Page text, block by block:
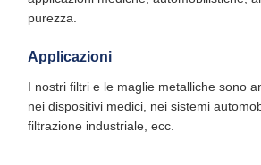
purezza.
Applicazioni
I nostri filtri e le maglie metalliche sono
nei dispositivi medici, nei sistemi
filtrazione industriale, ecc.